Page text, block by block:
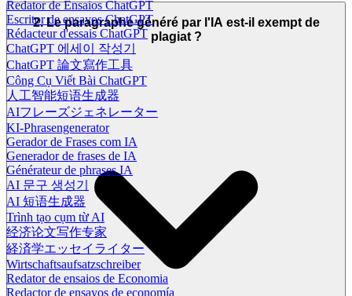
Redator de Ensaios ChatGPT
Escritor de ensayos ChatGPT
Rédacteur d'essais ChatGPT
ChatGPT 에세이 작성기
ChatGPT 論文寫作工具
Công Cụ Viết Bài ChatGPT
人工智能短语生成器
AIフレーズジェネレーター
KI-Phrasengenerator
Gerador de Frases com IA
Generador de frases de IA
Générateur de phrases IA
AI 문구 생성기
AI 短语生成器
Trình tạo cụm từ AI
经济论文写作专家
経済学エッセイライター
Wirtschaftsaufsatzschreiber
Redator de ensaios de Economia
Redactor de ensayos de economía
2. Le paragraphe généré par l'IA est-il exempt de
plagiat ?